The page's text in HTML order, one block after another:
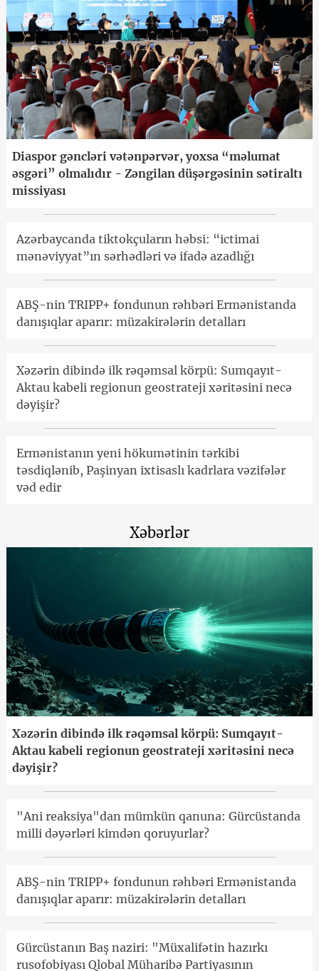
Diaspor gəncləri vətənpərvər, yoxsa “məlumat
əsgəri” olmalıdır - Zəngilan düşərgəsinin sətiraltı
missiyası
Azərbaycanda tiktokçuların həbsi: “ictimai
mənəviyyat”ın sərhədləri və ifadə azadlığı
ABŞ-nin TRIPP+ fondunun rəhbəri Ermənistanda
danışıqlar aparır: müzakirələrin detalları
Xəzərin dibində ilk rəqəmsal körpü: Sumqayıt-
Aktau kabeli regionun geostrateji xəritəsini necə
dəyişir?
Ermənistanın yeni hökumətinin tərkibi
təsdiqlənib, Paşinyan ixtisaslı kadrlara vəzifələr
vəd edir
Xəbərlər
Xəzərin dibində ilk rəqəmsal körpü: Sumqayıt-
Aktau kabeli regionun geostrateji xəritəsini necə
dəyişir?
"Ani reaksiya"dan mümkün qanuna: Gürcüstanda
milli dəyərləri kimdən qoruyurlar?
ABŞ-nin TRIPP+ fondunun rəhbəri Ermənistanda
danışıqlar aparır: müzakirələrin detalları
Gürcüstanın Baş naziri: "Müxalifətin hazırkı
rusofobiyası Qlobal Müharibə Partiyasının